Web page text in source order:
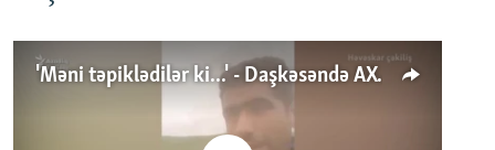
'Məni təpiklədilər ki...' - Daşkəsəndə AXCP fəalının yaxınları onun həbsinə etiraz edirlər